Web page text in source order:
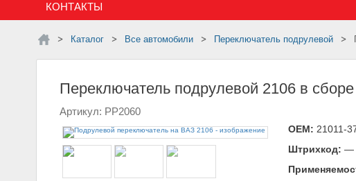
КОНТАКТЫ
Каталог Все автомобили Переключатель подрулевой
Переключатель подрулевой 2106 в
Артикул: PP2060
ОЕМ: 21011-
Штрихкод: —